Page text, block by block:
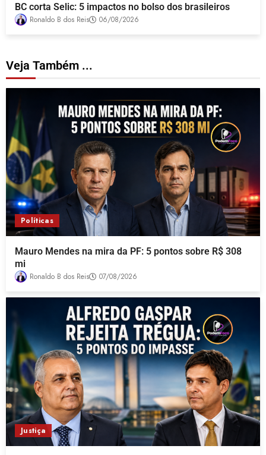
BC corta Selic: 5 impactos no bolso dos brasileiros
Ronaldo B dos Reis 06/08/2026
Veja Também ...
Políticas
Mauro Mendes na mira da PF: 5 pontos sobre R$ 308
mi
Ronaldo B dos Reis 07/08/2026
Justiça